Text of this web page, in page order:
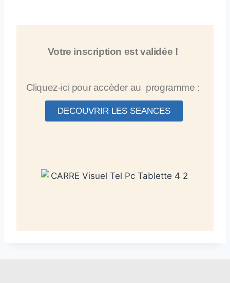
Votre inscription est validée !
Cliquez-ici pour accèder au programme :
DECOUVRIR LES SEANCES